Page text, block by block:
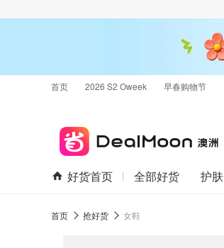
首页 2026 S2 Oweek 早春购物节
好货首页 全部好货 护肤
首页 抢好货 女鞋